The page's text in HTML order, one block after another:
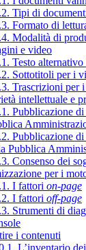
Tipi di
Formato di
Modalità di
e video
Testo
Sottotitoli per i
Trascrizioni per
intellettuale e
Pubblicazione
Pubblicazione
Pubblica
Consenso dei
per i
I fattori on-page
I fattori off-page
Strumenti di
i contenuti
L’inventario